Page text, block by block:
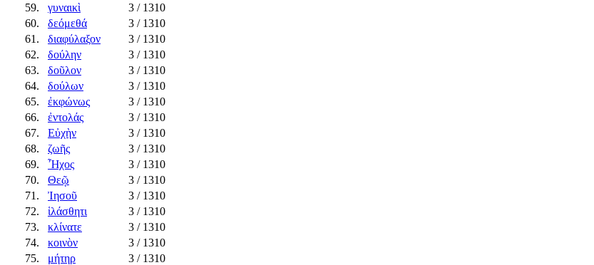
59.
γυναικὶ 3 / 1310
60.
δεόμεθά 3 / 1310
61.
διαφύλαξον 3 / 1310
62.
δούλην 3 / 1310
63.
δοῦλον 3 / 1310
64.
δούλων 3 / 1310
65.
ἐκφώνως 3 / 1310
66.
ἐντολάς 3 / 1310
67.
Εὐχὴν 3 / 1310
68.
ζωῆς 3 / 1310
69.
Ἦχος 3 / 1310
70.
Θεῷ 3 / 1310
71.
Ἰησοῦ 3 / 1310
72.
ἱλάσθητι 3 / 1310
73.
κλίνατε 3 / 1310
74.
κοινὸν 3 / 1310
75.
μήτηρ 3 / 1310